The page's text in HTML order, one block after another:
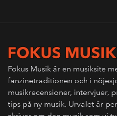
Fokus Musik är en musiksite
fanzinetraditionen och i
musikrecensioner, intervjuer,
tips på ny musik. Urvalet är